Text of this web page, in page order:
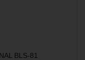
BLS-81